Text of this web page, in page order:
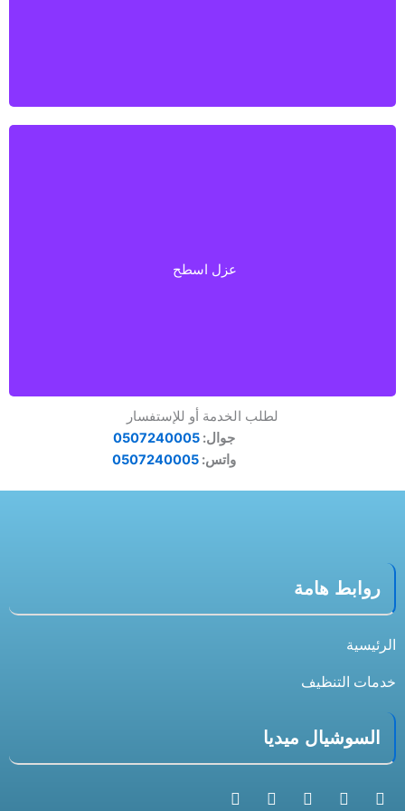
عزل اسطح
عزل اسطح
لطلب الخدمة أو للإستفسار
جوال:0507240005
واتس:0507240005
روابط هامة
الرئيسية
خدمات التنظيف
السوشيال ميديا
F
a
I
n
T
i
X
-
S
n